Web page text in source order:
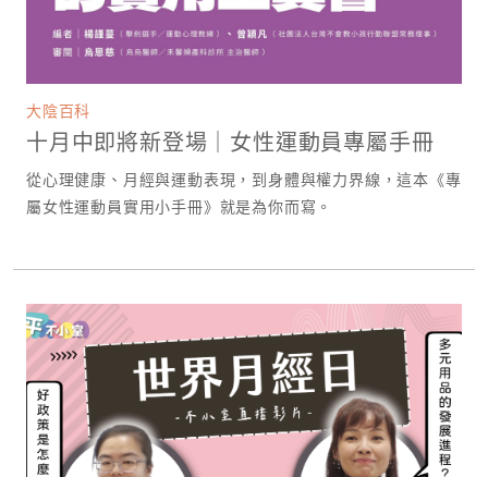
大陰百科
十月中即將新登場｜女性運動員專屬手冊
從心理健康、月經與運動表現，到身體與權力界線，這本《專
屬女性運動員實用小手冊》就是為你而寫。